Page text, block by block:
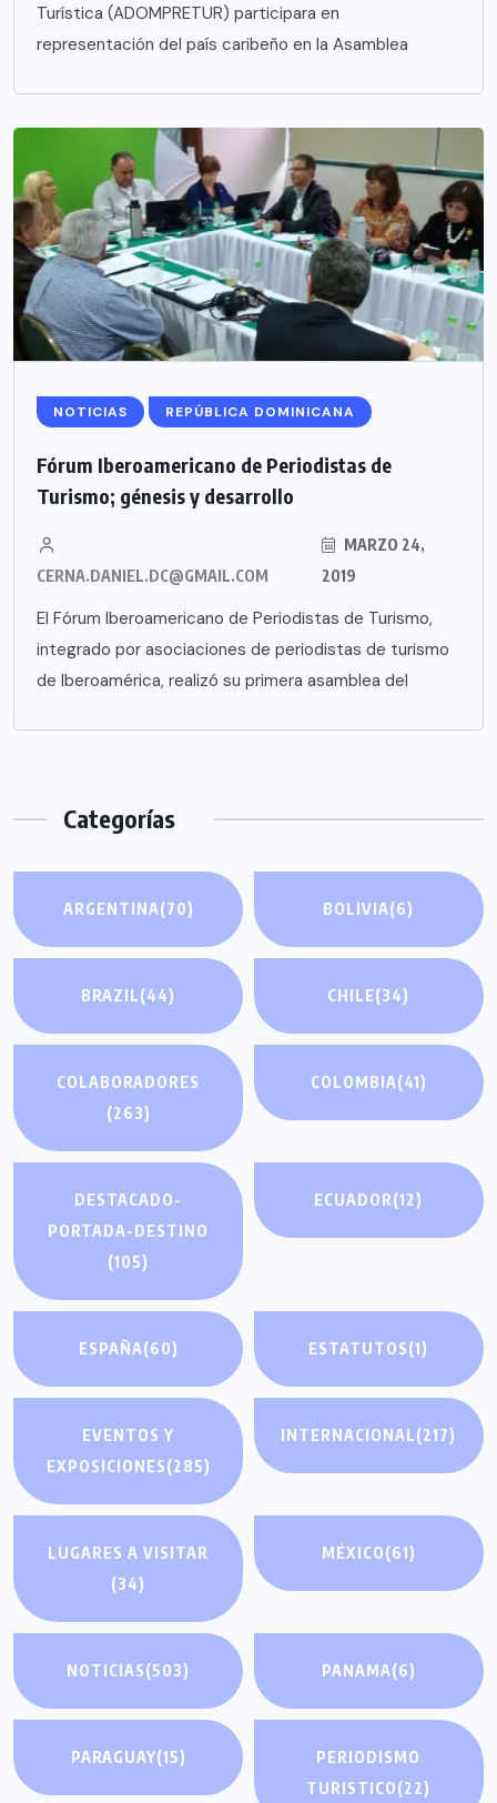
Turística (ADOMPRETUR) participara en
representación del país caribeño en la Asamblea
NOTICIAS REPÚBLICA DOMINICANA
Fórum Iberoamericano de Periodistas de
Turismo; génesis y desarrollo
CERNA.DANIEL.DC@GMAIL.COM
MARZO 24,
2019
El Fórum Iberoamericano de Periodistas de Turismo,
integrado por asociaciones de periodistas de turismo
de Iberoamérica, realizó su primera asamblea del
Categorías
ARGENTINA(70) BOLIVIA(6)
BRAZIL(44) CHILE(34)
COLABORADORES
(263)
COLOMBIA(41)
DESTACADO-
PORTADA-DESTINO
(105)
ECUADOR(12)
ESPAÑA(60) ESTATUTOS(1)
EVENTOS Y
EXPOSICIONES(285)
INTERNACIONAL(217)
LUGARES A VISITAR
(34)
MÉXICO(61)
NOTICIAS(503) PANAMA(6)
PARAGUAY(15)
PERIODISMO
TURISTICO(22)